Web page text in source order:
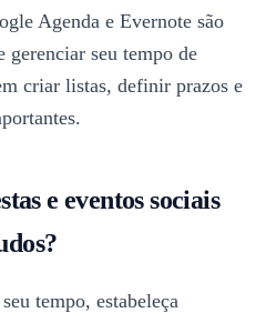
Agenda e Evernote são
gerenciar seu tempo de
criar listas, definir prazos e
e eventos sociais
tempo, estabeleça